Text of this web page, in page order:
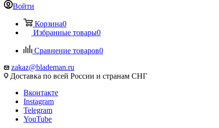
Войти
Корзина0
Избранные товары0
Сравнение товаров0
zakaz@blademan.ru
Доставка по всей России и странам СНГ
Вконтакте
Instagram
Telegram
YouTube